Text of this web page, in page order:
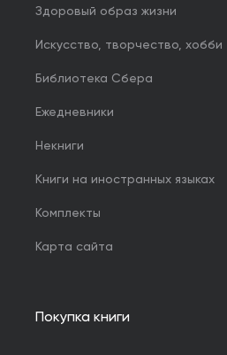
Здоровый образ жизни
Искусство, творчество, хобби
Библиотека Сбера
Ежедневники
Некниги
Книги на иностранных языках
Комплекты
Карта сайта
Покупка книги